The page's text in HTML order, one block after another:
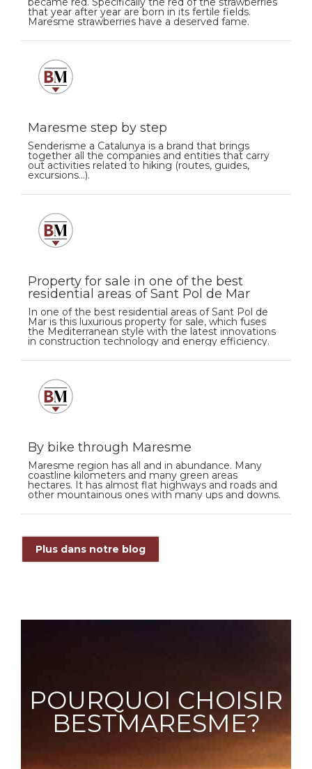
that year after year are born in its fertile fields.
Maresme strawberries have a deserved fame.
Maresme step by step
Senderisme a Catalunya is a brand that brings
together all the companies and entities that carry
out activities related to hiking (routes, guides,
excursions…).
Property for sale in one of the best
residential areas of Sant Pol de Mar
In one of the best residential areas of Sant Pol de
Mar is this luxurious property for sale, which fuses
the Mediterranean style with the latest innovations
in construction technology and energy efficiency.
By bike through Maresme
Maresme region has all and in abundance. Many
coastline kilometers and many green areas
hectares. It has almost flat highways and roads and
other mountainous ones with many ups and downs.
Plus dans notre blog
POURQUOI CHOISIR
BESTMARESME?